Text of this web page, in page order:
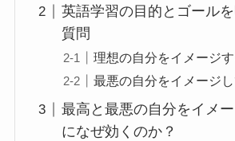
英語学習の目的とゴール
質問
理想の自分をイメージ
最悪の自分をイメージ
最高と最悪の自分をイメ
になぜ効くのか？